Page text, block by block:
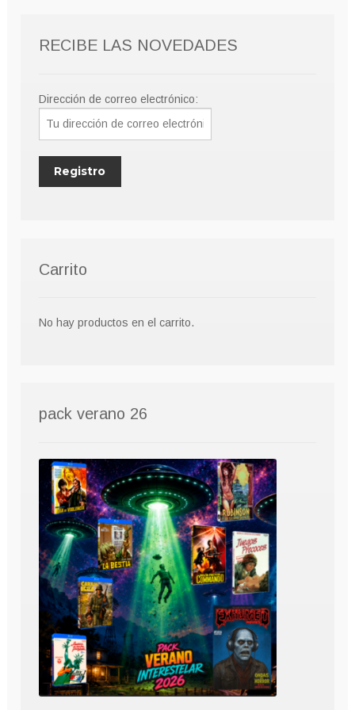
RECIBE LAS NOVEDADES
Dirección de correo electrónico:
Carrito
No hay productos en el carrito.
pack verano 26